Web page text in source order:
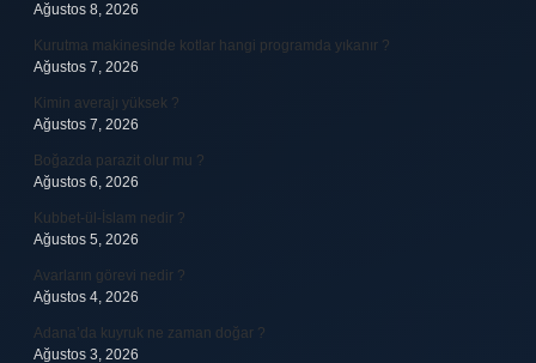
Ağustos 8, 2026
Kurutma makinesinde kotlar hangi programda yıkanır ?
Ağustos 7, 2026
Kimin averajı yüksek ?
Ağustos 7, 2026
Boğazda parazit olur mu ?
Ağustos 6, 2026
Kubbet-ül-İslam nedir ?
Ağustos 5, 2026
Avarların görevi nedir ?
Ağustos 4, 2026
Adana’da kuyruk ne zaman doğar ?
Ağustos 3, 2026